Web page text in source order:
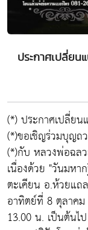
ประกาศเปลี่ย
(*) ประกาศเปลี่ย
(*)ขอเชิญร่วมบุญถ
(*)กับ หลวงพ่อฉล
เนื่องด้วย "วันมหา
ตะเคียน อ.ห้วยแถ
อาทิตย์ที่ 8 ตุลาคม
13.00 น. เป็นต้นไ